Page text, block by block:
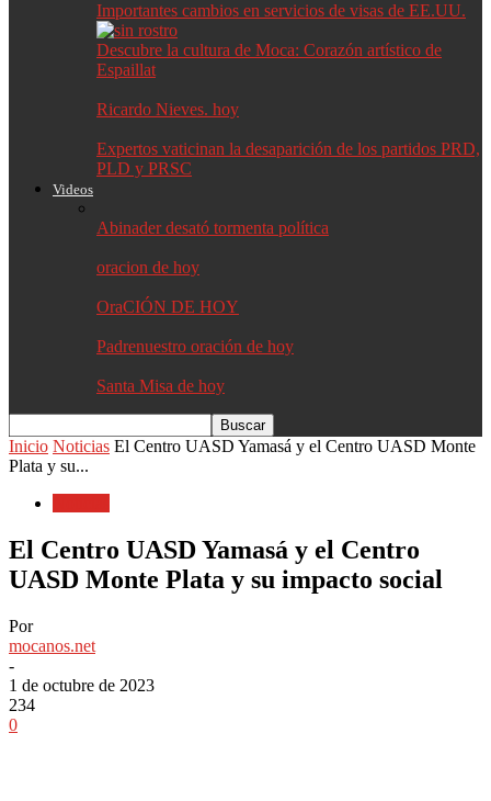
Importantes cambios en servicios de visas de EE.UU.
Descubre la cultura de Moca: Corazón artístico de
Espaillat
Ricardo Nieves. hoy
Expertos vaticinan la desaparición de los partidos PRD,
PLD y PRSC
Videos
Abinader desató tormenta política
oracion de hoy
OraCIÓN DE HOY
Padrenuestro oración de hoy
Santa Misa de hoy
Inicio Noticias El Centro UASD Yamasá y el Centro UASD Monte
Plata y su...
El Centro UASD Yamasá y el Centro
UASD Monte Plata y su impacto social
Por
mocanos.net
-
1 de octubre de 2023
234
0